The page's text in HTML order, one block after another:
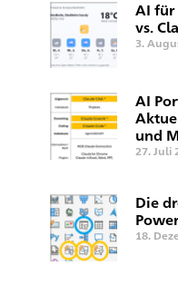
AI für
vs.
3.
AI
und
27. Juli
Die
18.